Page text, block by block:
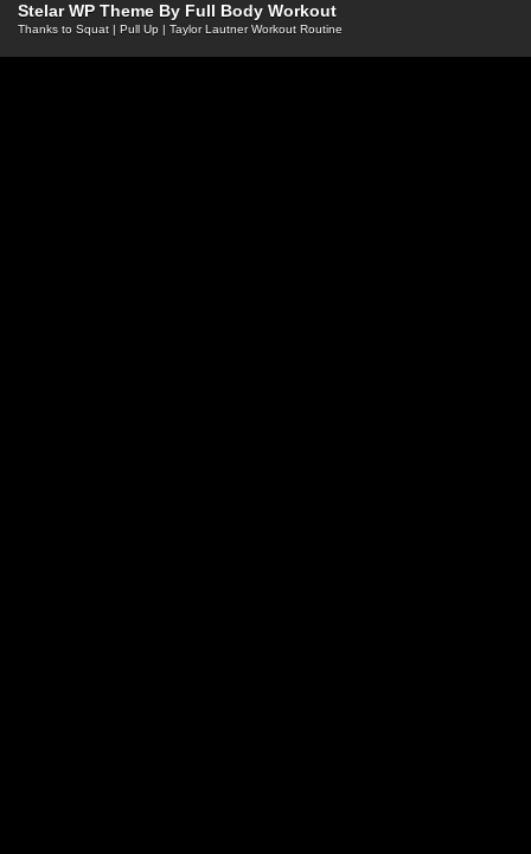
Stelar WP Theme By Full Body Workout
Thanks to Squat | Pull Up | Taylor Lautner Workout Routine